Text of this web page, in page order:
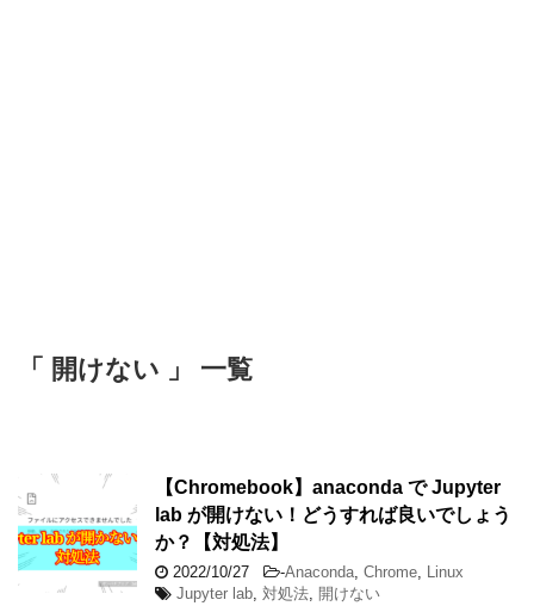
「 開けない 」 一覧
【Chromebook】anaconda で Jupyter
lab が開けない！どうすれば良いでしょう
か？【対処法】
2022/10/27 -Anaconda, Chrome, Linux
Jupyter lab, 対処法, 開けない